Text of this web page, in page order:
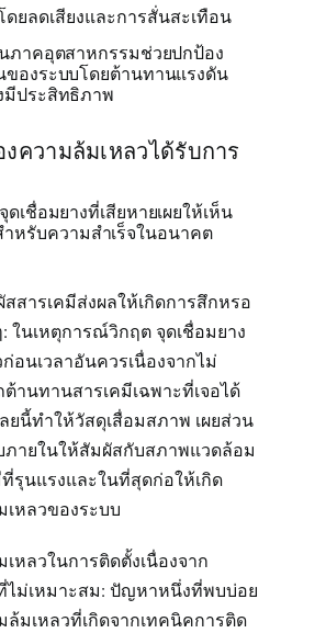
ยลดเสียงและการสั่นสะเทือน
ภาคอุตสาหกรรมช่วยปกป้อง
ของระบบโดยต้านทานแรงดัน
มีประสิทธิภาพ
ความล้มเหลวได้รับการ
ดเชื่อมยางที่เสียหายเผยให้เห็น
หรับความสำเร็จในอนาคต
สารเคมีส่งผลให้เกิดการสึกหรอ
ในเหตุการณ์วิกฤต จุดเชื่อมยาง
อนเวลาอันควรเนื่องจากไม่
านทานสารเคมีเฉพาะที่เจอได้
ยนี้ทำให้วัสดุเสื่อมสภาพ เผยส่วน
ภายในให้สัมผัสกับสภาพแวดล้อม
รุนแรงและในที่สุดก่อให้เกิด
เหลวของระบบ
หลวในการติดตั้งเนื่องจาก
ไม่เหมาะสม: ปัญหาหนึ่งที่พบบ่อย
ล้มเหลวที่เกิดจากเทคนิคการติด